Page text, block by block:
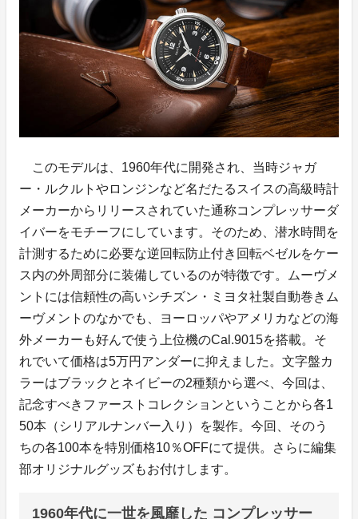
このモデルは、1960年代に開発され、当時ジャガ
ー・ルクルトやロンジンなど名だたるスイスの高級時計
メーカーからリリースされていた通称コンプレッサーダ
イバーをモチーフにしています。そのため、潜水時間を
計測するために必要な逆回転防止付き回転ベゼルをケー
ス内の外周部分に装備しているのが特徴です。ムーヴメ
ントには信頼性の高いシチズン・ミヨタ社製自動巻きム
ーヴメントのなかでも、ヨーロッパやアメリカなどの海
外メーカーも好んで使う上位機のCal.9015を搭載。そ
れでいて価格は5万円アンダーに抑えました。文字盤カ
ラーはブラックとネイビーの2種類から選べ、今回は、
記念すべきファーストコレクションということから各1
50本（シリアルナンバー入り）を製作。今回、そのう
ちの各100本を特別価格10％OFFにて提供。さらに編集
部オリジナルグッズもお付けします。
1960年代に一世を風靡した コンプレッサー